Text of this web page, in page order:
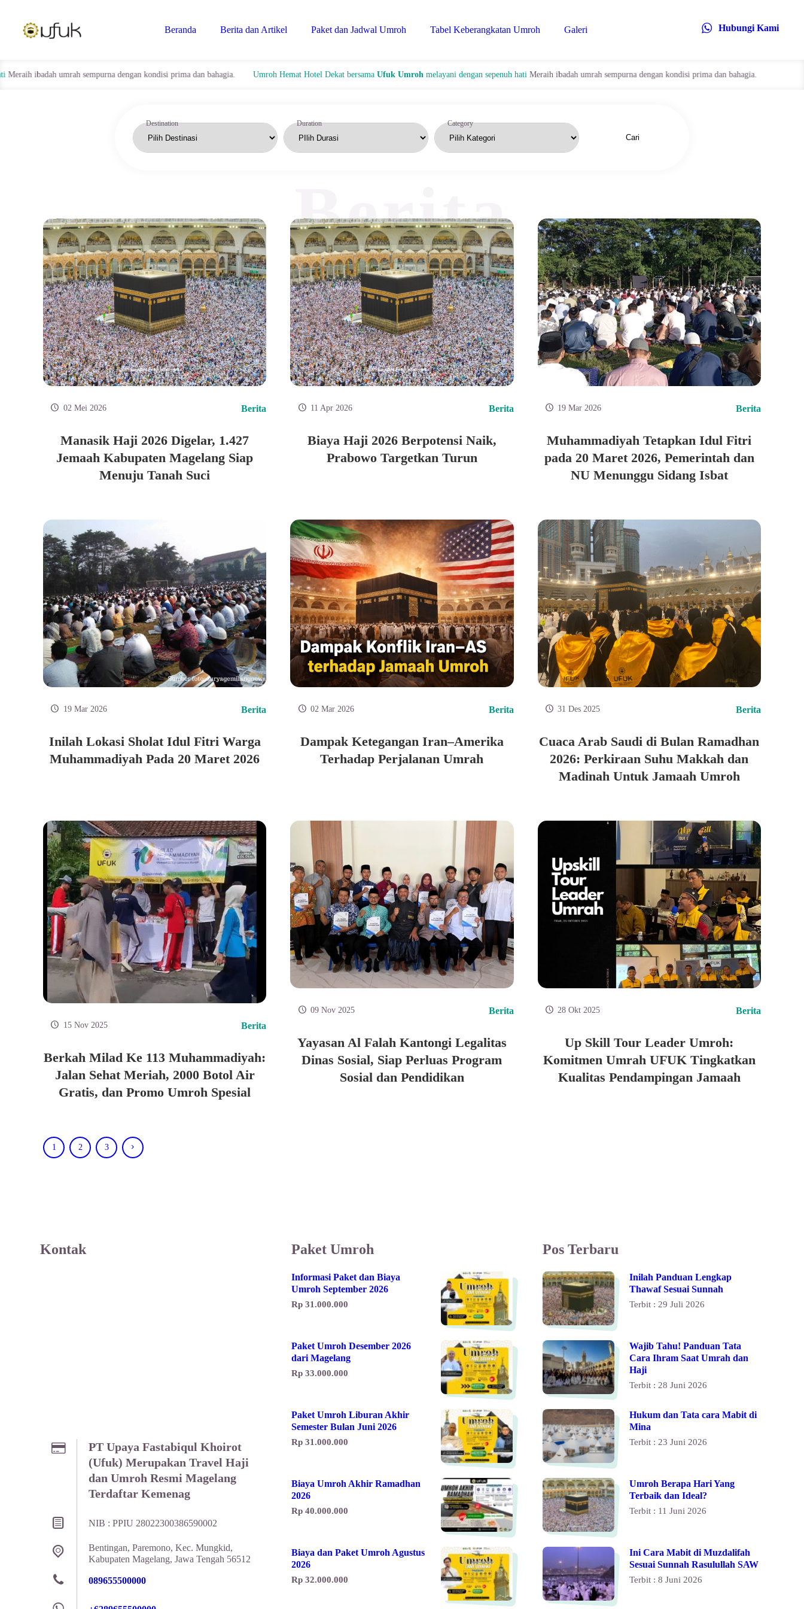
Beranda Berita dan Artikel Paket dan Jadwal Umroh Tabel Keberangkatan Umroh Galeri Hubungi Kami
Umroh Hemat Hotel Dekat bersamaUfuk Umrohmelayani dengan sepenuh hatiMeraih ibadah umrah sempurna dengan kondisi prima dan bahagia.
umrah sempurna dengan kondisi prima dan bahagia.
Cari
Berita
02 Mei 2026 Berita
Manasik Haji 2026 Digelar, 1.427
Jemaah Kabupaten Magelang Siap
Menuju Tanah Suci
11 Apr 2026 Berita
Biaya Haji 2026 Berpotensi Naik,
Prabowo Targetkan Turun
19 Mar 2026 Berita
Muhammadiyah Tetapkan Idul Fitri
pada 20 Maret 2026, Pemerintah dan
NU Menunggu Sidang Isbat
19 Mar 2026 Berita
Inilah Lokasi Sholat Idul Fitri Warga
Muhammadiyah Pada 20 Maret 2026
02 Mar 2026 Berita
Dampak Ketegangan Iran–Amerika
Terhadap Perjalanan Umrah
31 Des 2025 Berita
Cuaca Arab Saudi di Bulan Ramadhan
2026: Perkiraan Suhu Makkah dan
Madinah Untuk Jamaah Umroh
15 Nov 2025 Berita
Berkah Milad Ke 113 Muhammadiyah:
Jalan Sehat Meriah, 2000 Botol Air
Gratis, dan Promo Umroh Spesial
09 Nov 2025 Berita
Yayasan Al Falah Kantongi Legalitas
Dinas Sosial, Siap Perluas Program
Sosial dan Pendidikan
28 Okt 2025 Berita
Up Skill Tour Leader Umroh:
Komitmen Umrah UFUK Tingkatkan
Kualitas Pendampingan Jamaah
1 2 3
Kontak
PT Upaya Fastabiqul Khoirot
(Ufuk) Merupakan Travel Haji
dan Umroh Resmi Magelang
Terdaftar Kemenag
NIB : PPIU 28022300386590002
Bentingan, Paremono, Kec. Mungkid,
Kabupaten Magelang, Jawa Tengah 56512
089655500000
Paket Umroh
Informasi Paket dan Biaya
Umroh September 2026
Rp 31.000.000
Paket Umroh Desember 2026
dari Magelang
Rp 33.000.000
Paket Umroh Liburan Akhir
Semester Bulan Juni 2026
Rp 31.000.000
Biaya Umroh Akhir Ramadhan
2026
Rp 40.000.000
Biaya dan Paket Umroh Agustus
2026
Rp 32.000.000
Pos Terbaru
Inilah Panduan Lengkap
Thawaf Sesuai Sunnah
Terbit : 29 Juli 2026
Wajib Tahu! Panduan Tata
Cara Ihram Saat Umrah dan
Haji
Terbit : 28 Juni 2026
Hukum dan Tata cara Mabit di
Mina
Terbit : 23 Juni 2026
Umroh Berapa Hari Yang
Terbaik dan Ideal?
Terbit : 11 Juni 2026
Ini Cara Mabit di Muzdalifah
Sesuai Sunnah Rasulullah SAW
Terbit : 8 Juni 2026